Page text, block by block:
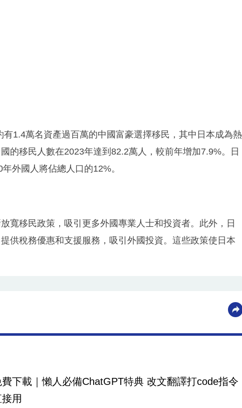
1.4萬名資產過百萬的中國富豪選擇移民，其中日本成為熱
的移民人數在2023年達到82.2萬人，較前年增加7.9%。日
外國人將佔總人口的12%。
寬移民政策，吸引更多外國專業人士和投資者。此外，日
供稅務優惠和支援服務，吸引外國投資。這些政策使日本
費下載｜懶人必備ChatGPT特典 改文翻譯打code指令
用